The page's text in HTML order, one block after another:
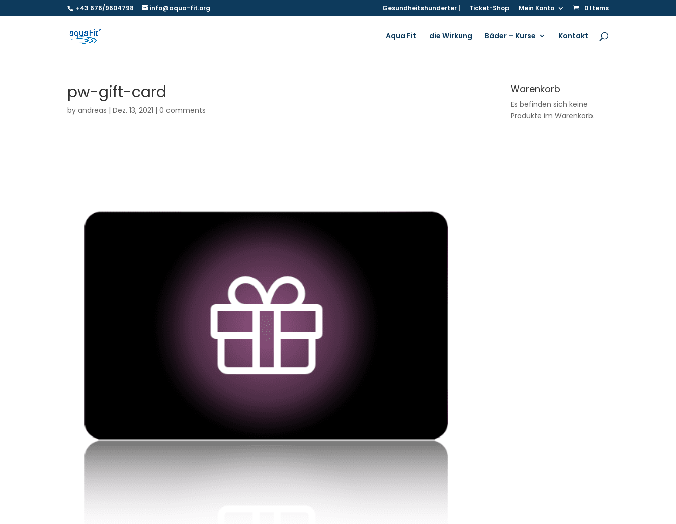
+43 676/9604798 info@aqua-fit.org Gesundheitshunderter | Ticket-Shop Mein Konto 0 Items
Aqua Fit die Wirkung Bäder – Kurse Kontakt
pw-gift-card
byandreas |Dez. 13, 2021 |0 comments
Warenkorb
Es befinden sich keine
Produkte im Warenkorb.